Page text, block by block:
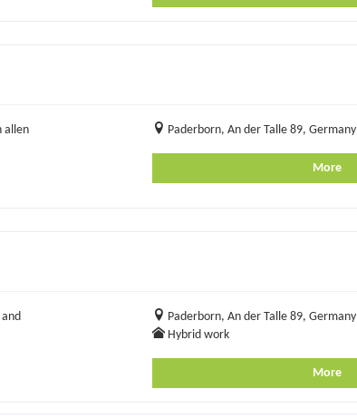
allen
Paderborn, An der Talle 89, Germany
More
Paderborn, An der Talle 89, Germany
Hybrid work
More